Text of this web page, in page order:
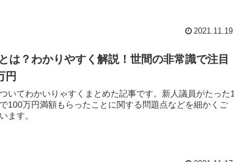
2021.11.19
は？わかりやすく解説！世間の非常識で注目
円
いてわかいりゃすくまとめた記事です。新人議員がたった1
100万円満額もらったことに関する問題点などを細かくご
ます。